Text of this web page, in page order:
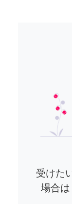
受けた
場合は